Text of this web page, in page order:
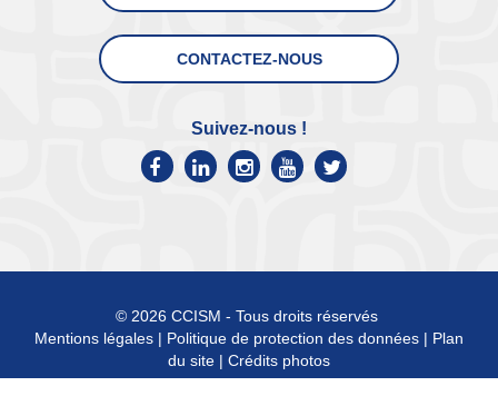
CONTACTEZ-NOUS
Suivez-nous !
© 2026 CCISM - Tous droits réservés
Mentions légales | Politique de protection des données | Plan
du site | Crédits photos